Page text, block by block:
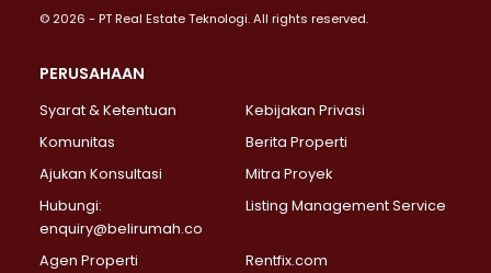
Properti Dijual di Jakarta Selatan >
Properti Dijual di Lebak Bulus >
Properti Dijual di Gandaria Selatan >
Properti Dijual di Pondok Labu >
Properti Dijual di Lenteng Agung >
Properti Dijual di Senayan >
Properti Dijual di Pondok Pinang >
© 2026 - PT Real Estate Teknologi. All rights reserved.
PERUSAHAAN
Syarat & Ketentuan
Kebijakan Privasi
Komunitas
Berita Properti
Ajukan Konsultasi
Mitra Proyek
Hubungi:
enquiry@belirumah.co
Listing Management Service
Agen Properti Rentfix.com